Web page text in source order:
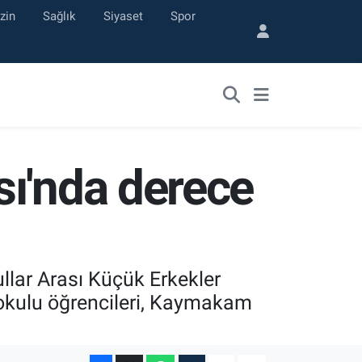
Sağlık Siyaset Spor
derece
Arası Küçük Erkekler
öğrencileri, Kaymakam